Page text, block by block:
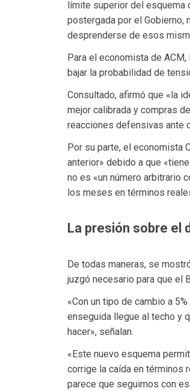
límite superior del esquema
postergada por el Gobierno,
desprenderse de esos
Para el economista de
bajar la probabilidad de
Consultado, afirmó que «la
mejor calibrada y compras
reacciones defensivas ante
Por su parte, el economista
anterior» debido a que
no es «un número arbitrario
los meses en términos
La presión sobre el
De todas maneras, se
juzgó necesario para que el
«Con un tipo de cambio a
enseguida llegue al techo y
hacer», señalan.
«Este nuevo esquema
corrige la caída en términos
parece que seguimos con